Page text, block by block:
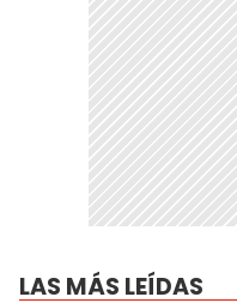
LAS MÁS LEÍDAS